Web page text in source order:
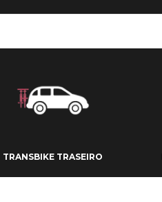
TRANSBIKE TRASEIRO